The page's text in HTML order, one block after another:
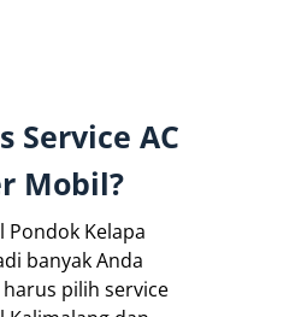
Service AC
Mobil?
Pondok Kelapa
banyak Anda
pilih service